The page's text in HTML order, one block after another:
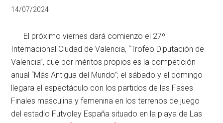
14/07/2024
El próximo viernes dará comienzo el 27º
Internacional Ciudad de Valencia, “Trofeo Diputación de
Valencia”, que por méritos propios es la competición
anual “Más Antigua del Mundo”; el sábado y el domingo
llegara el espectáculo con los partidos de las Fases
Finales masculina y femenina en los terrenos de juego
del estadio Futvoley España situado en la playa de Las